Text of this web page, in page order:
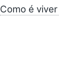
Como é